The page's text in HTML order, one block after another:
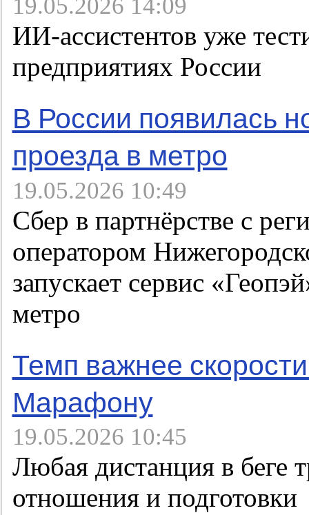
19.05.2026 14:09
ИИ-ассистентов уже
предприятиях России
В России появилась
проезда в метро
19.05.2026 10:49
Сбер в партнёрстве с
оператором
запускает сервис
метро
Темп важнее
Марафону
19.05.2026 10:45
Любая дистанция в беге
отношения и подготовки